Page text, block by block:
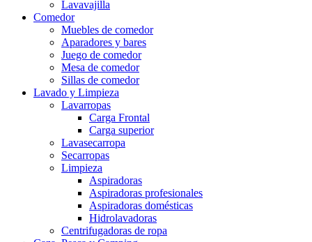
Lavavajilla
Comedor
Muebles de comedor
Aparadores y bares
Juego de comedor
Mesa de comedor
Sillas de comedor
Lavado y Limpieza
Lavarropas
Carga Frontal
Carga superior
Lavasecarropa
Secarropas
Limpieza
Aspiradoras
Aspiradoras profesionales
Aspiradoras domésticas
Hidrolavadoras
Centrifugadoras de ropa